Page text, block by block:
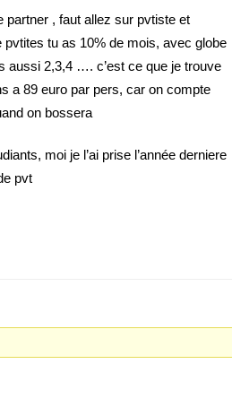
partner , faut allez sur pvtiste et
tu as 10% de mois, avec globe
aussi 2,3,4 …. c’est ce que je trouve
a 89 euro par pers, car on compte
on bossera
moi je l’ai prise l’année derniere
pvt